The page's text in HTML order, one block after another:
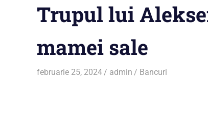
Trupul lui
mamei sale
februarie 25, 2024 admin Bancuri